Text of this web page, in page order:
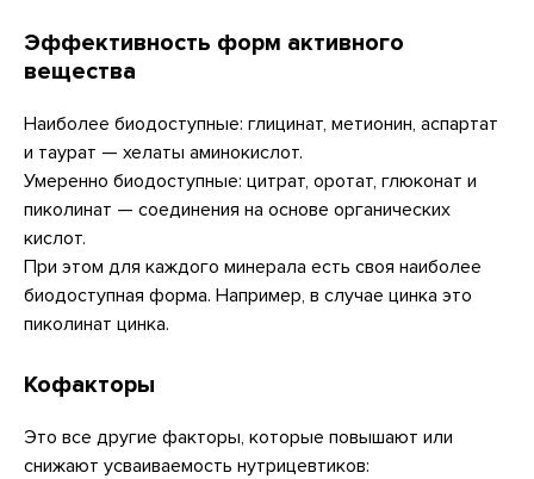
Эффективность форм активного
вещества
Наиболее биодоступные: глицинат, метионин, аспартат
и таурат — хелаты аминокислот.
Умеренно биодоступные: цитрат, оротат, глюконат и
пиколинат — соединения на основе органических
кислот.
При этом для каждого минерала есть своя наиболее
биодоступная форма. Например, в случае цинка это
пиколинат цинка.
Кофакторы
Это все другие факторы, которые повышают или
снижают усваиваемость нутрицевтиков: